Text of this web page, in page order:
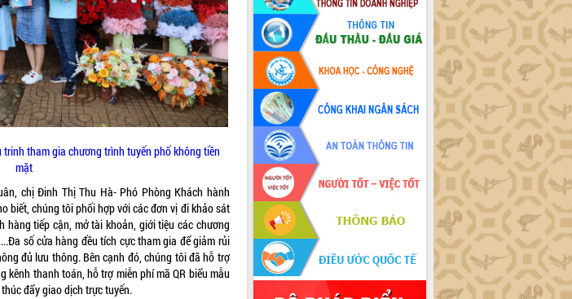
tham gia chương trình tuyến phố không tiền
mặt
chị Đinh Thị Thu Hà- Phó Phòng Khách hành
biết, chúng tôi phối hợp với các đơn vị đi khảo sát
hàng tiếp cận, mở tài khoản, giới tiệu các chương
số cửa hàng đều tích cực tham gia để giảm rủi
đủ lưu thông. Bên cạnh đó, chúng tôi đã hỗ trợ
kênh thanh toán, hỗ trợ miễn phí mã QR biểu mẫu
đẩy giao dịch trực tuyến.